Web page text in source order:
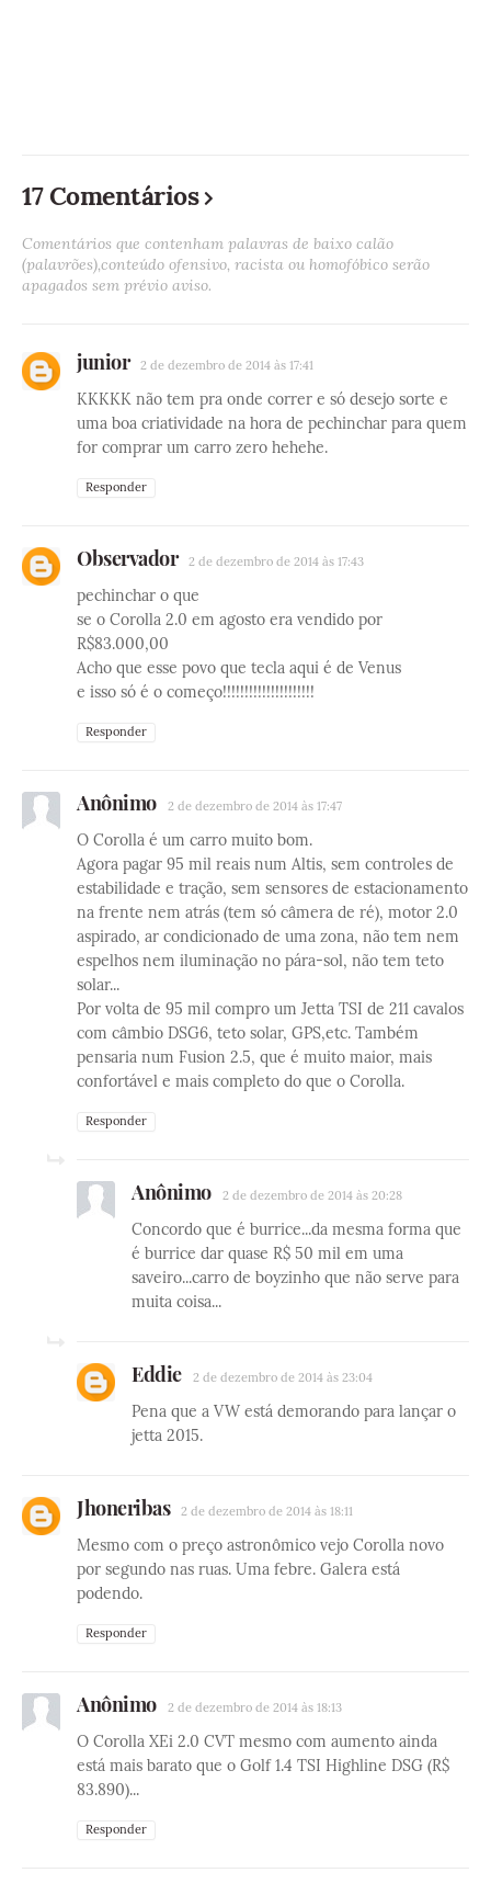
17 Comentários
Comentários que contenham palavras de baixo calão
(palavrões),conteúdo ofensivo, racista ou homofóbico serão
apagados sem prévio aviso.
junior 2 de dezembro de 2014 às 17:41
KKKKK não tem pra onde correr e só desejo sorte e
uma boa criatividade na hora de pechinchar para quem
for comprar um carro zero hehehe.
Responder
Observador 2 de dezembro de 2014 às 17:43
pechinchar o que
se o Corolla 2.0 em agosto era vendido por
R$83.000,00
Acho que esse povo que tecla aqui é de Venus
e isso só é o começo!!!!!!!!!!!!!!!!!!!!!
Responder
Anônimo 2 de dezembro de 2014 às 17:47
O Corolla é um carro muito bom.
Agora pagar 95 mil reais num Altis, sem controles de
estabilidade e tração, sem sensores de estacionamento
na frente nem atrás (tem só câmera de ré), motor 2.0
aspirado, ar condicionado de uma zona, não tem nem
espelhos nem iluminação no pára-sol, não tem teto
solar...
Por volta de 95 mil compro um Jetta TSI de 211 cavalos
com câmbio DSG6, teto solar, GPS,etc. Também
pensaria num Fusion 2.5, que é muito maior, mais
confortável e mais completo do que o Corolla.
Responder
Anônimo 2 de dezembro de 2014 às 20:28
Concordo que é burrice...da mesma forma que
é burrice dar quase R$ 50 mil em uma
saveiro...carro de boyzinho que não serve para
muita coisa...
Eddie 2 de dezembro de 2014 às 23:04
Pena que a VW está demorando para lançar o
jetta 2015.
Jhoneribas 2 de dezembro de 2014 às 18:11
Mesmo com o preço astronômico vejo Corolla novo
por segundo nas ruas. Uma febre. Galera está
podendo.
Responder
Anônimo 2 de dezembro de 2014 às 18:13
O Corolla XEi 2.0 CVT mesmo com aumento ainda
está mais barato que o Golf 1.4 TSI Highline DSG (R$
83.890)...
Responder